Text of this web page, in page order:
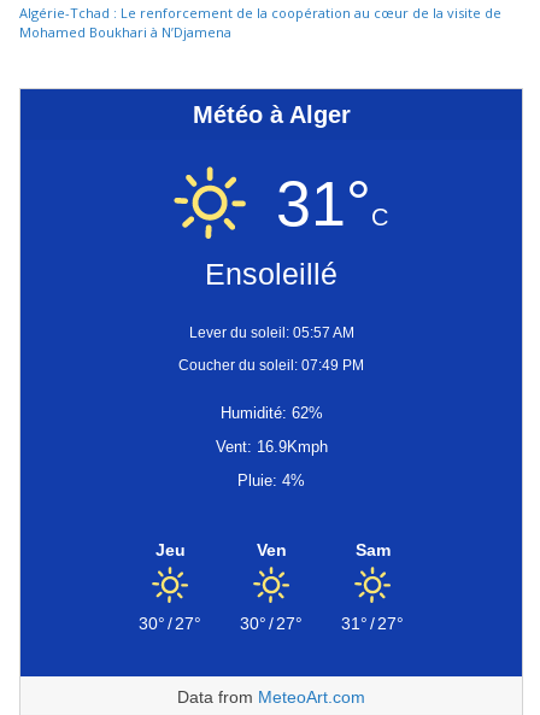
Algérie-Tchad : Le renforcement de la coopération au cœur de la visite de
Mohamed Boukhari à N’Djamena
Météo à Alger
31°C
Ensoleillé
Lever du soleil: 05:57 AM
Coucher du soleil: 07:49 PM
Humidité: 62%
Vent: 16.9Kmph
Pluie: 4%
Jeu
30°/27°
Ven
30°/27°
Sam
31°/27°
Data from MeteoArt.com